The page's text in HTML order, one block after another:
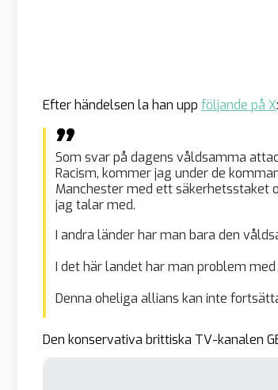
Efter händelsen la han upp följande på X:
Som svar på dagens våldsamma
Racism, kommer jag under de
Manchester med ett
jag talar med.
I andra länder har man bara den
I det här landet har man problem
Denna oheliga allians kan inte
Den konservativa brittiska TV-kanalen